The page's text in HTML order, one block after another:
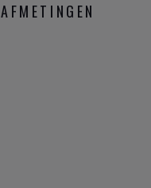
AFMETINGEN